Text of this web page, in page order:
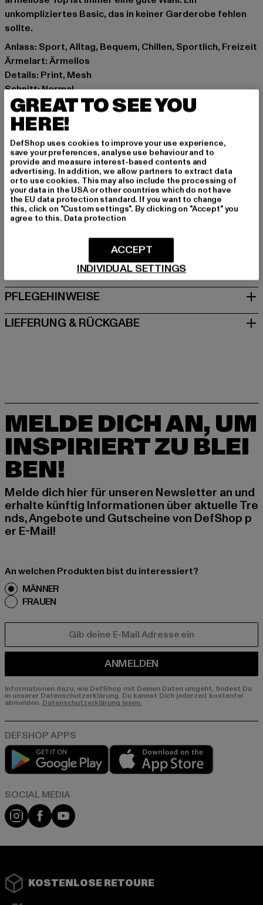
unkompliziertes Basic, das in keiner Garderobe fehlen
sollte.
Anlass: Sport, Alltag, Bequem, Chillen, Sportlich, Freizeit
Ärmelart: Ärmellos
Details: Print, Mesh
Schnitt: Normal
Marke: Ecko Unltd.
Kat.: Tank Tops
Farbe: schwarz, weiß
Hersteller Farbe: bright white/jet black
Materialzusammensetzung: 100% Baumwolle
Art.Nr: ECKOTT1019-21207
Hersteller: TB International GmbH |info@tbint.de
Dr.-Robert-Murjahn-Straße 7 | 64372 Ober-Ramstadt |
GRÖSSE & PASSFORM
PFLEGEHINWEISE
LIEFERUNG & RÜCKGABE
MELDE DICH AN, UM
INSPIRIERT ZU BLEI
BEN!
Melde dich hier für unseren Newsletter an und
erhalte künftig Informationen über aktuelle Tre
nds, Angebote und Gutscheine von DefShop p
er E-Mail!
An welchen Produkten bist du interessiert?
MÄNNER
FRAUEN
ANMELDEN
Informationen dazu, wie DefShop mit Deinen Daten umgeht, findest Du
in unserer Datenschutzerklärung. Du kannst Dich jederzeit kostenfei
abmelden. Datenschutzerklärung lesen.
Play market
Instagram
FacebookYouTube
KOSTENLOSE RETOURE
GREAT TO SEE YOU
HERE!
DefShop uses cookies to improve your use experience,
save your preferences, analyse use behaviour and to
provide and measure interest-based contents and
advertising. In addition, we allow partners to extract data
or to use cookies. This may also include the processing of
your data in the USA or other countries which do not have
the EU data protection standard. If you want to change
this, click on "Custom settings". By clicking on "Accept" you
agree to this. Data protection
INDIVIDUAL SETTINGS
ACCEPT